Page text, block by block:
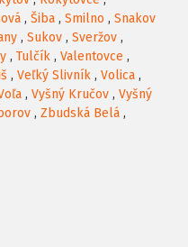
, Šiba , Smilno , Snakov
, Sukov , Sveržov ,
, Tulčík , Valentovce ,
, Veľký Slivník , Volica ,
, Vyšný Kručov , Vyšný
, Zbudská Belá ,